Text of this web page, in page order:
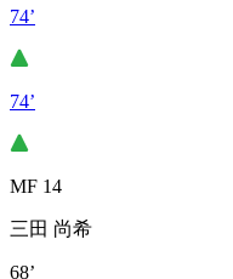
74’
74’
MF 14
三田 尚希
68’